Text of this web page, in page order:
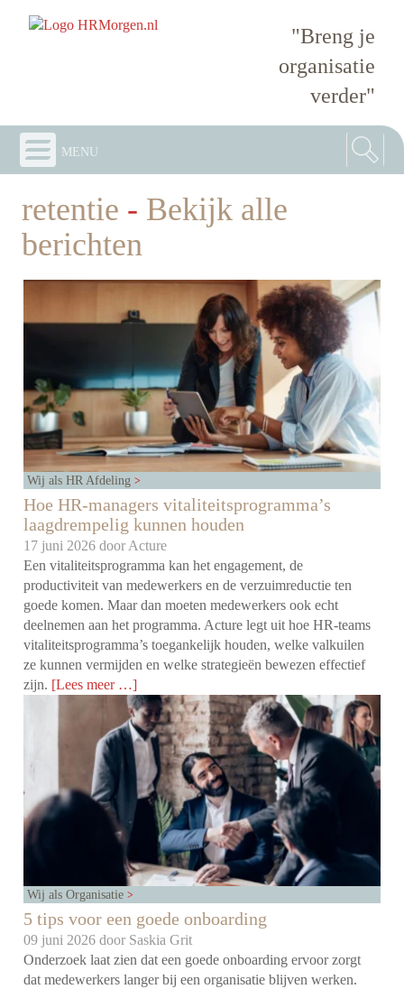
"Breng je
organisatie
verder"
menu
retentie - Bekijk alle
berichten
Wij als HR Afdeling
Hoe HR-managers vitaliteitsprogramma’s
laagdrempelig kunnen houden
17 juni 2026 door Acture
Een vitaliteitsprogramma kan het engagement, de
productiviteit van medewerkers en de verzuimreductie ten
goede komen. Maar dan moeten medewerkers ook echt
deelnemen aan het programma. Acture legt uit hoe HR-teams
vitaliteitsprogramma’s toegankelijk houden, welke valkuilen
ze kunnen vermijden en welke strategieën bewezen effectief
zijn. [Lees meer …]
Wij als Organisatie
5 tips voor een goede onboarding
09 juni 2026 door Saskia Grit
Onderzoek laat zien dat een goede onboarding ervoor zorgt
dat medewerkers langer bij een organisatie blijven werken.